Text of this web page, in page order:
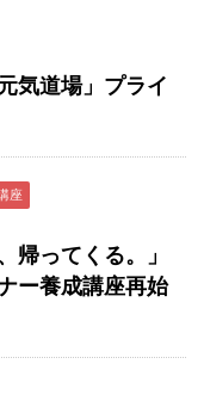
気道場」プライ
座
帰ってくる。」
ー養成講座再始